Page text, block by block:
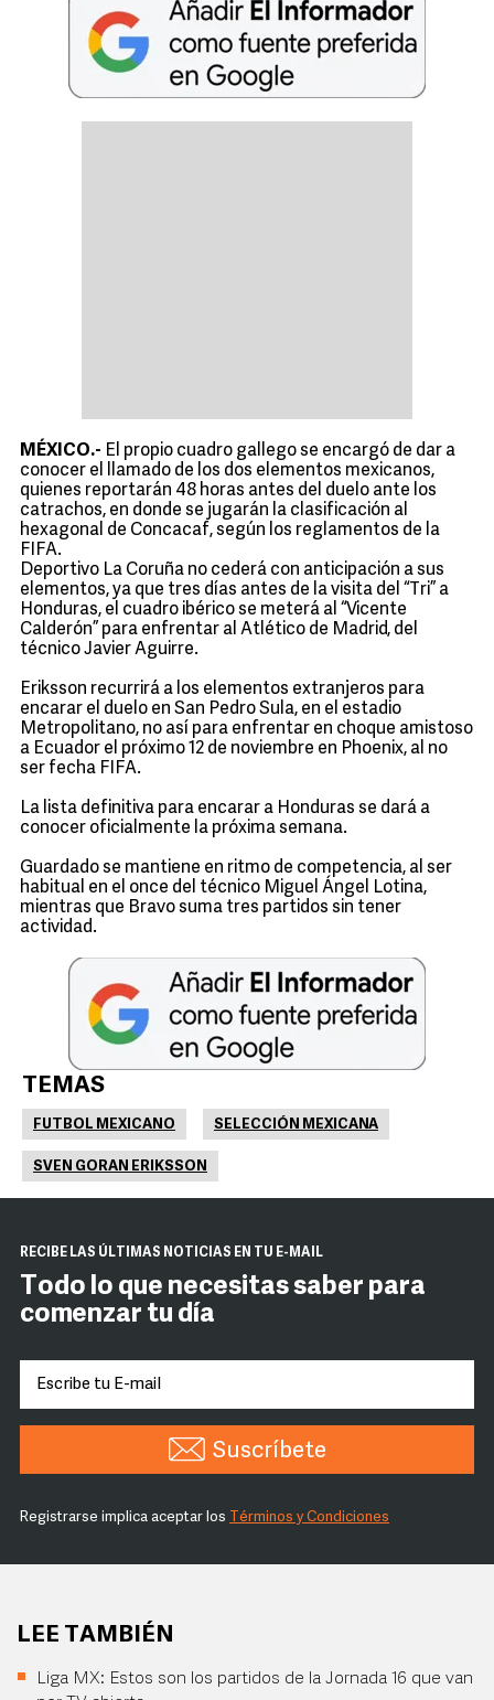
MÉXICO.- El propio cuadro gallego se encargó de dar a
conocer el llamado de los dos elementos mexicanos,
quienes reportarán 48 horas antes del duelo ante los
catrachos, en donde se jugarán la clasificación al
hexagonal de Concacaf, según los reglamentos de la
FIFA.
Deportivo La Coruña no cederá con anticipación a sus
elementos, ya que tres días antes de la visita del “Tri” a
Honduras, el cuadro ibérico se meterá al “Vicente
Calderón” para enfrentar al Atlético de Madrid, del
técnico Javier Aguirre.
Eriksson recurrirá a los elementos extranjeros para
encarar el duelo en San Pedro Sula, en el estadio
Metropolitano, no así para enfrentar en choque amistoso
a Ecuador el próximo 12 de noviembre en Phoenix, al no
ser fecha FIFA.
La lista definitiva para encarar a Honduras se dará a
conocer oficialmente la próxima semana.
Guardado se mantiene en ritmo de competencia, al ser
habitual en el once del técnico Miguel Ángel Lotina,
mientras que Bravo suma tres partidos sin tener
actividad.
TEMAS
FUTBOL MEXICANO SELECCIÓN MEXICANA
SVEN GORAN ERIKSSON
RECIBE LAS ÚLTIMAS NOTICIAS EN TU E-MAIL
Todo lo que necesitas saber para
comenzar tu día
Suscríbete
Registrarse implica aceptar los Términos y Condiciones
LEE TAMBIÉN
Liga MX: Estos son los partidos de la Jornada 16 que van